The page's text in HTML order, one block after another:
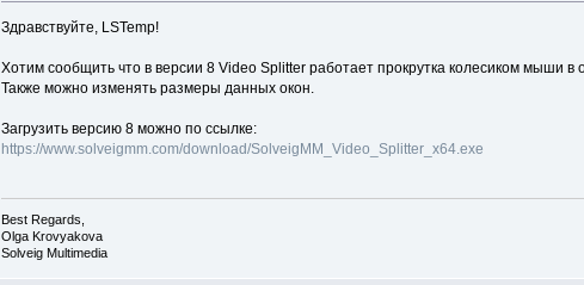
Здравствуйте, LSTemp!
Хотим сообщить что в версии 8 Video Splitter работает прокрутка колесиком мыши в
Также можно изменять размеры данных окон.
Загрузить версию 8 можно по ссылке:
https://www.solveigmm.com/download/SolveigMM_Video_Splitter_x64.exe
Best Regards,
Olga Krovyakova
Solveig Multimedia